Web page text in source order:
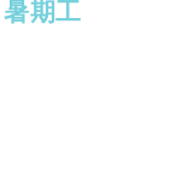
暑期工